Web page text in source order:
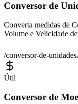
Conversor de
Converta medidas de
Volume e Velicidade
/conversor-de-unidades
Útil
Conversor de